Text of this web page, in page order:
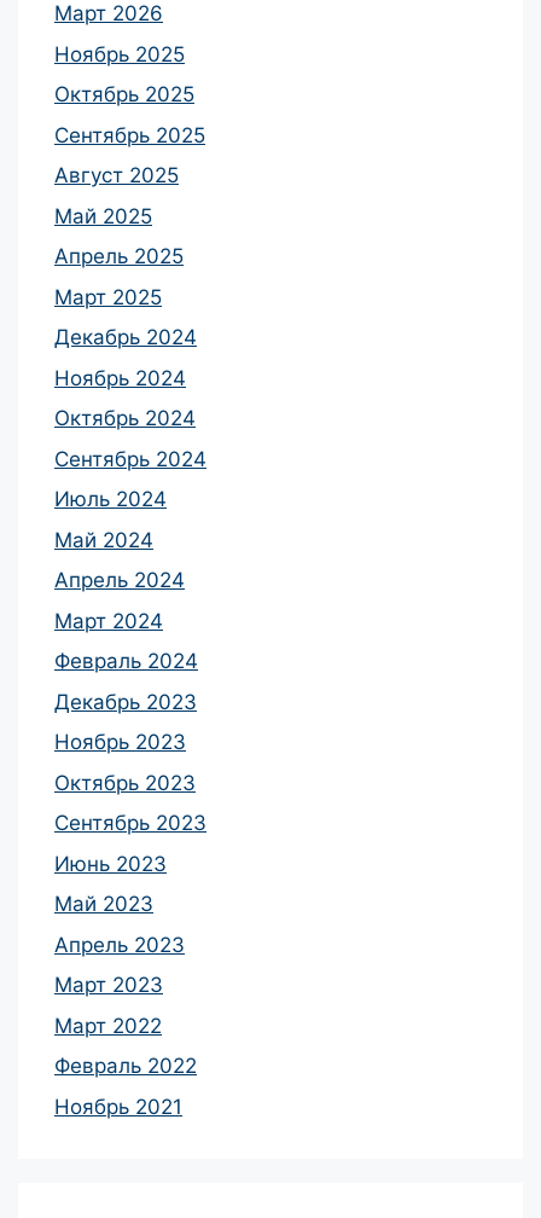
Март 2026
Ноябрь 2025
Октябрь 2025
Сентябрь 2025
Август 2025
Май 2025
Апрель 2025
Март 2025
Декабрь 2024
Ноябрь 2024
Октябрь 2024
Сентябрь 2024
Июль 2024
Май 2024
Апрель 2024
Март 2024
Февраль 2024
Декабрь 2023
Ноябрь 2023
Октябрь 2023
Сентябрь 2023
Июнь 2023
Май 2023
Апрель 2023
Март 2023
Март 2022
Февраль 2022
Ноябрь 2021